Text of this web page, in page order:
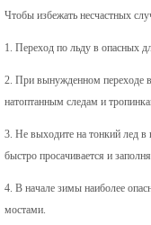
Чтобы избежать несчастных
1. Переход по льду в опасных
2. При вынужденном переходе
натоптанным следам и
3. Не выходите на тонкий лед в
быстро просачивается и
4. В начале зимы наиболее
мостами.